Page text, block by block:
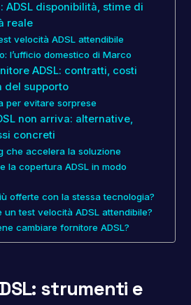
ADSL disponibilità, stime di
reale
velocità ADSL attendibile
l’ufficio domestico di Marco
ADSL: contratti, costi
del supporto
per evitare sorprese
non arriva: alternative,
concreti
che accelera la soluzione
la copertura ADSL in modo
offerte con la stessa tecnologia?
un test velocità ADSL attendibile?
cambiare fornitore ADSL?
strumenti e